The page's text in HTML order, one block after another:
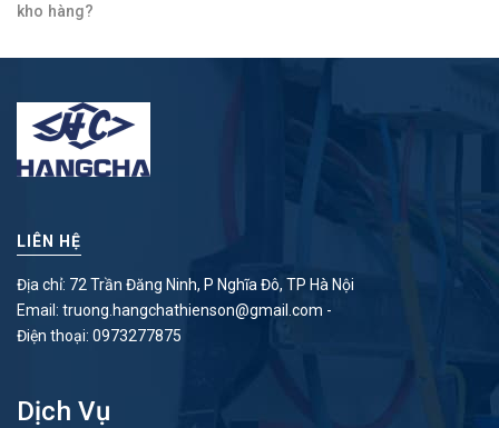
kho hàng?
LIÊN HỆ
Địa chỉ: 72 Trần Đăng Ninh, P Nghĩa Đô, TP Hà Nội
Email: truong.hangchathienson@gmail.com -
Điện thoại: 0973277875
Dịch Vụ